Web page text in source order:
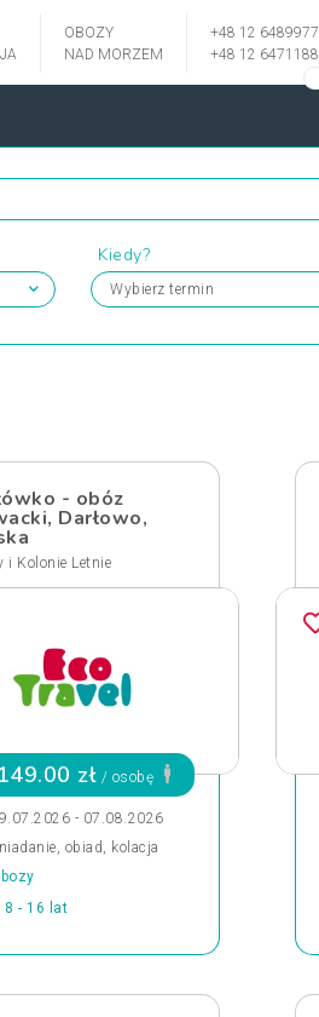
OBOZY
NAD MORZEM
+48 12 6489977
+48 12 6471188
Kiedy?
Wybierz termin
- obóz
Darłowo,
i Kolonie Letnie
zł / osobę
- 07.08.2026
obiad, kolacja
8 - 16 lat